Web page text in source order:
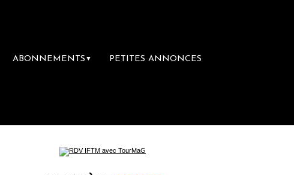
ABONNEMENTS ▼ PETITES ANNONCES